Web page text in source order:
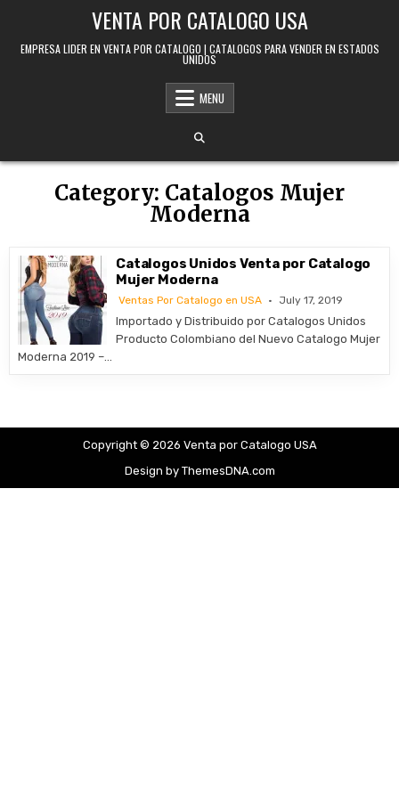
VENTA POR CATALOGO USA
EMPRESA LIDER EN VENTA POR CATALOGO | CATALOGOS PARA VENDER EN ESTADOS
UNIDOS
MENU
Category: Catalogos Mujer
Moderna
Catalogos Unidos Venta por Catalogo
Mujer Moderna
Ventas Por Catalogo en USA July 17, 2019
Importado y Distribuido por Catalogos Unidos
Producto Colombiano del Nuevo Catalogo Mujer
Moderna 2019 –…
Copyright © 2026 Venta por Catalogo USA
Design by ThemesDNA.com